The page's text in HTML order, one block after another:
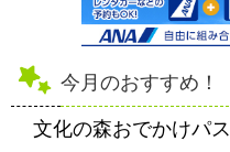
今月のおすすめ！
文化の森おでかけパス